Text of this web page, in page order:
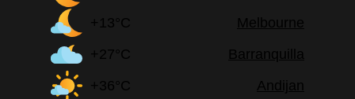
+13°C
Melbourne
+27°C
Barranquilla
+36°C
Andijan